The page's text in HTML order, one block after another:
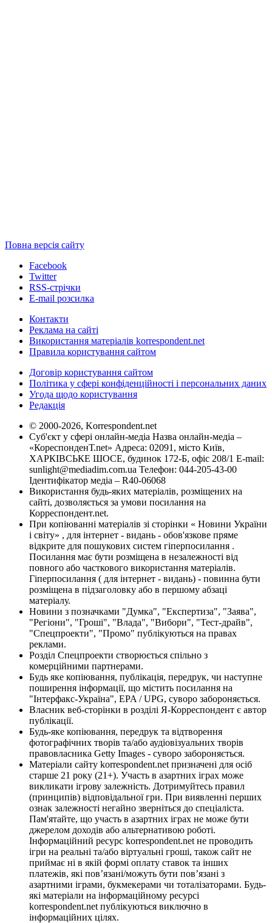
Повна версія сайту
Facebook
Twitter
RSS-стрічки
E-mail розсилка
Контакти
Реклама на сайті
Використання матеріалів korrespondent.net
Правила користування сайтом
Договір користування сайтом
Політика у сфері конфіденційності і персональних даних
Угода щодо користування
Редакція
© 2000-2026, Korrespondent.net
Суб'єкт у сфері онлайн-медіа Назва онлайн-медіа –
«КореспонденТ.net» Адреса: 02091, місто Київ,
ХАРКІВСЬКЕ ШОСЕ, будинок 172-Б, офіс 208/1 E-mail:
sunlight@mediadim.com.ua Телефон: 044-205-43-00
Ідентифікатор медіа – R40-06068
Використання будь-яких матеріалів, розміщених на
сайті, дозволяється за умови посилання на
Корреспондент.net.
При копіюванні матеріалів зі сторінки « Новини України
і світу» , для інтернет - видань - обов'язкове пряме
відкрите для пошукових систем гіперпосилання .
Посилання має бути розміщена в незалежності від
повного або часткового використання матеріалів.
Гіперпосилання ( для інтернет - видань) - повинна бути
розміщена в підзаголовку або в першому абзаці
матеріалу.
Новини з позначками "Думка", "Експертиза", "Заява",
"Регіони", "Гроші", "Влада", "Вибори", "Тест-драйв",
"Спецпроекти", "Промо" публікуються на правах
реклами.
Розділ Спецпроекти створюється спільно з
комерційними партнерами.
Будь яке копіювання, публікація, передрук, чи наступне
поширення інформації, що містить посилання на
"Інтерфакс-Україна", EPA / UPG, суворо забороняється.
Власник веб-сторінки в розділі Я-Корреспондент є автор
публікації.
Будь-яке копіювання, передрук та відтворення
фотографічних творів та/або аудіовізуальних творів
правовласника Getty Images - суворо забороняється.
Матеріали сайту korrespondent.net призначені для осіб
старше 21 року (21+). Участь в азартних іграх може
викликати ігрову залежність. Дотримуйтесь правил
(принципів) відповідальної гри. При виявленні перших
ознак залежності негайно зверніться до спеціаліста.
Пам'ятайте, що участь в азартних іграх не може бути
джерелом доходів або альтернативою роботі.
Інформаційний ресурс korrespondent.net не проводить
ігри на реальні та/або віртуальні гроші, також сайт не
приймає ні в якій формі оплату ставок та інших
платежів, які пов’язані/можуть бути пов’язані з
азартними іграми, букмекерами чи тоталізаторами. Будь-
які матеріали на інформаційному ресурсі
korrespondent.net публікуються виключно в
інформаційних цілях.